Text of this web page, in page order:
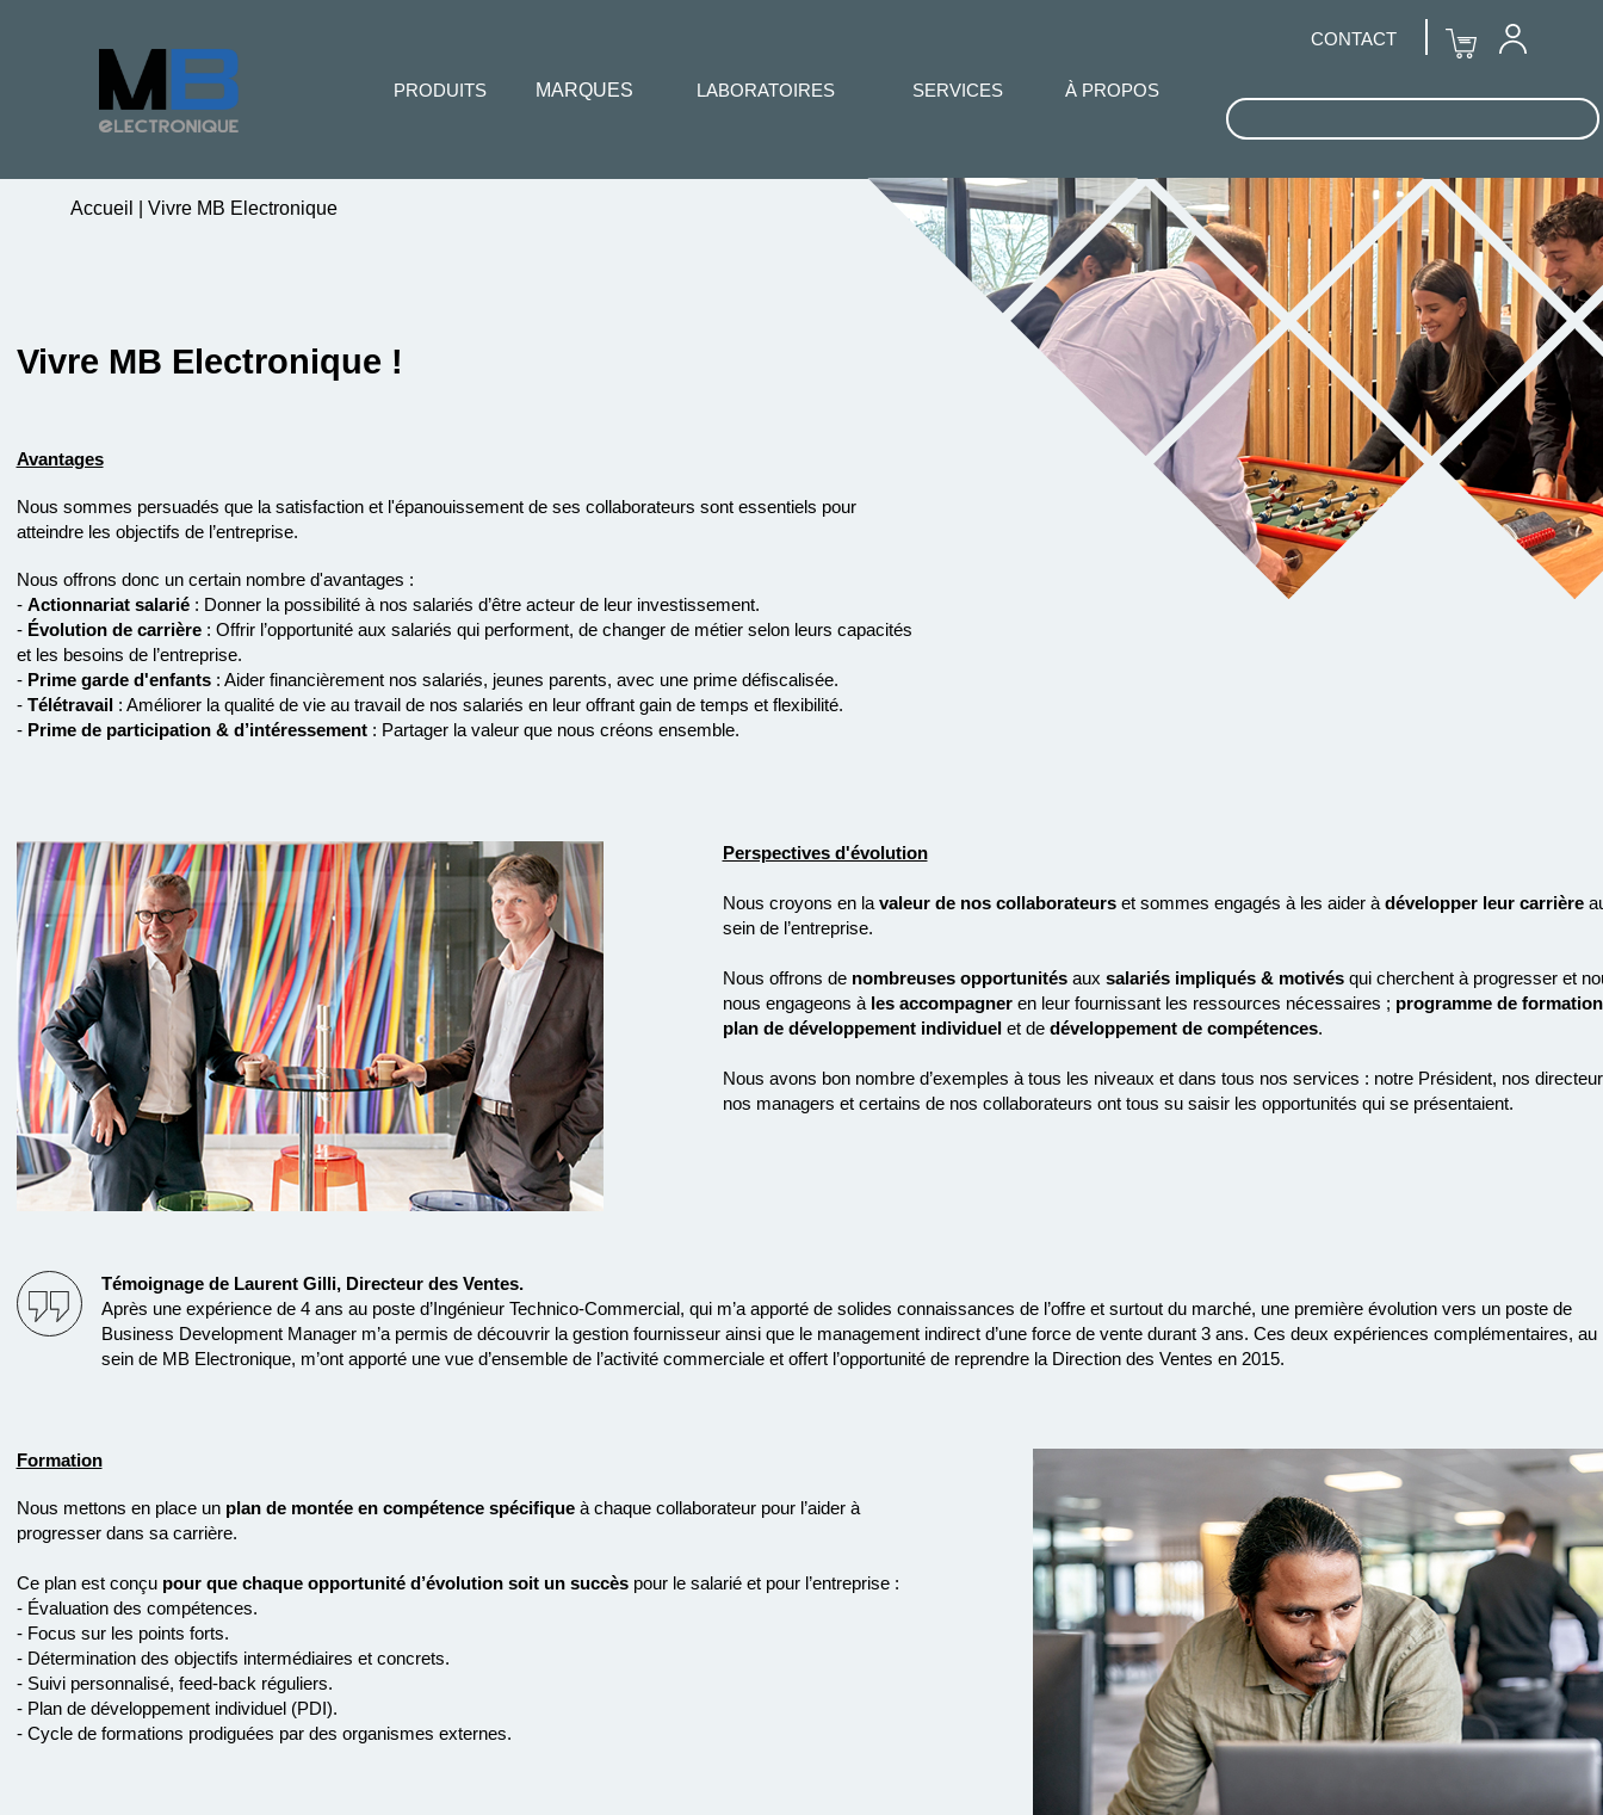
Accueil Vivre MB Electronique
Vivre MB Electronique !
Avantages
Nous sommes persuadés que la satisfaction et l'épanouissement de ses collaborateurs sont essentiels pour
atteindre les objectifs de l’entreprise.
Nous offrons donc un certain nombre d'avantages :
- Actionnariat salarié: Donner la possibilité à nos salariés d’être acteur de leur investissement.
- Évolution de carrière: Offrir l’opportunité aux salariés qui performent, de changer de métier selon leurs capacités
et les besoins de l’entreprise.
- Prime garde d'enfants: Aider financièrement nos salariés, jeunes parents, avec une prime défiscalisée.
- Télétravail: Améliorer la qualité de vie au travail de nos salariés en leur offrant gain de temps et flexibilité.
- Prime de participation & d’intéressement: Partager la valeur que nous créons ensemble.
Perspectives d'évolution
Nous croyons en la valeur de nos collaborateurset sommes engagés à les aider à développer leur carrière
sein de l’entreprise.
Nous offrons de nombreuses opportunitésaux salariés impliqués & motivésqui cherchent à progresser et
nous engageons à les accompagneren leur fournissant les ressources nécessaires ; programme de
plan de développement individuelet de développement de compétences.
Nous avons bon nombre d’exemples à tous les niveaux et dans tous nos services : notre Président, nos
nos managers et certains de nos collaborateurs ont tous su saisir les opportunités qui se présentaient.
Témoignage de Laurent Gilli, Directeur des Ventes.
Après une expérience de 4 ans au poste d’Ingénieur Technico-Commercial, qui m’a apporté de solides connaissances de l’offre et surtout du marché, une première évolution vers un poste de
Business Development Manager m’a permis de découvrir la gestion fournisseur ainsi que le management indirect d’une force de vente durant 3 ans. Ces deux expériences complémentaires, au
sein de MB Electronique, m’ont apporté une vue d’ensemble de l’activité commerciale et offert l’opportunité de reprendre la Direction des Ventes en 2015.
Formation
Nous mettons en place un plan de montée en compétence spécifiqueà chaque collaborateur pour l’aider à
progresser dans sa carrière.
Ce plan est conçu pour que chaque opportunité d’évolution soit un succèspour le salarié et pour l’entreprise :
- Évaluation des compétences.
- Focus sur les points forts.
- Détermination des objectifs intermédiaires et concrets.
- Suivi personnalisé, feed-back réguliers.
- Plan de développement individuel (PDI).
- Cycle de formations prodiguées par des organismes externes.
CONTACT
PRODUITS MARQUES LABORATOIRES SERVICES À PROPOS